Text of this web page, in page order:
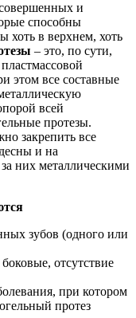
и
способны
хоть в верхнем, хоть
– это, по сути,
этом все составные
всей
протезы.
закрепить все
и на
них металлическими
зубов (одного или
отсутствие
при котором
протез